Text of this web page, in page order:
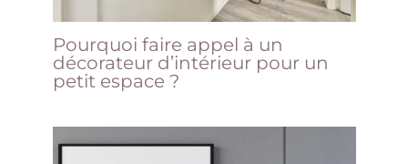
Pourquoi faire appel à un
décorateur d’intérieur pour un
petit espace ?